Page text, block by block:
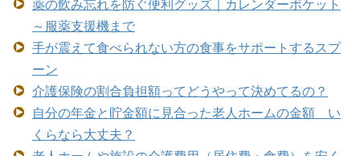
薬の飲み忘れを防ぐ便利グッズ｜カレンダーポケット
～服薬支援機まで
手が震えて食べられない方の食事をサポートするスプ
ーン
介護保険の割合負担額ってどうやって決めてるの？
自分の年金と貯金額に見合った老人ホームの金額 い
くらなら大丈夫？